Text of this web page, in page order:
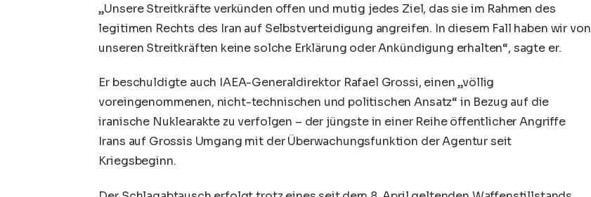
„Unsere Streitkräfte verkünden offen und mutig jedes Ziel, das sie im Rahmen des
legitimen Rechts des Iran auf Selbstverteidigung angreifen. In diesem Fall haben wir von
unseren Streitkräften keine solche Erklärung oder Ankündigung erhalten“, sagte er.
Er beschuldigte auch IAEA-Generaldirektor Rafael Grossi, einen „völlig
voreingenommenen, nicht-technischen und politischen Ansatz“ in Bezug auf die
iranische Nuklearakte zu verfolgen – der jüngste in einer Reihe öffentlicher Angriffe
Irans auf Grossis Umgang mit der Überwachungsfunktion der Agentur seit
Kriegsbeginn.